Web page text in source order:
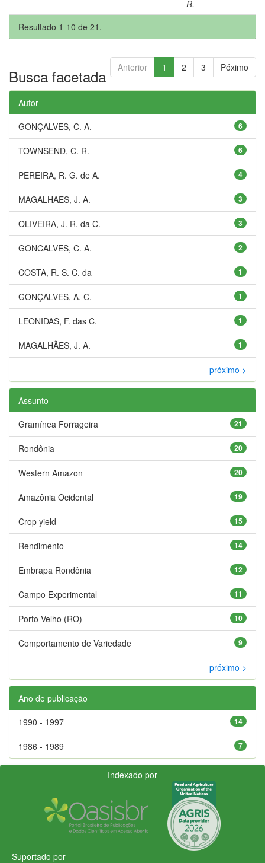
R.
Resultado 1-10 de 21.
Anterior 1 2 3 Póximo
Busca facetada
Autor
6
GONÇALVES, C. A.
6
TOWNSEND, C. R.
4
PEREIRA, R. G. de A.
3
MAGALHAES, J. A.
3
OLIVEIRA, J. R. da C.
2
GONCALVES, C. A.
1
COSTA, R. S. C. da
1
GONÇALVES, A. C.
1
LEÔNIDAS, F. das C.
1
MAGALHÃES, J. A.
próximo >
Assunto
21
Gramínea Forrageira
20
Rondônia
20
Western Amazon
19
Amazônia Ocidental
15
Crop yield
14
Rendimento
12
Embrapa Rondônia
11
Campo Experimental
10
Porto Velho (RO)
9
Comportamento de Variedade
próximo >
Ano de publicação
14
1990 - 1997
7
1986 - 1989
Indexado por
Suportado por